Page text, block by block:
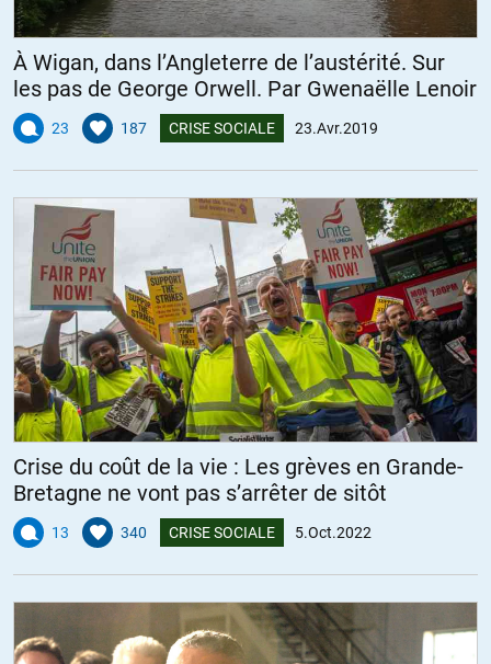
À Wigan, dans l’Angleterre de l’austérité. Sur
les pas de George Orwell. Par Gwenaëlle Lenoir
23 187 CRISE SOCIALE 23.Avr.2019
Crise du coût de la vie : Les grèves en Grande-
Bretagne ne vont pas s’arrêter de sitôt
13 340 CRISE SOCIALE 5.Oct.2022